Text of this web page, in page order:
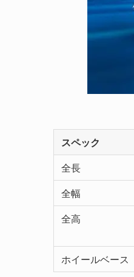
スペック
全長
全幅
全高
ホイールベース